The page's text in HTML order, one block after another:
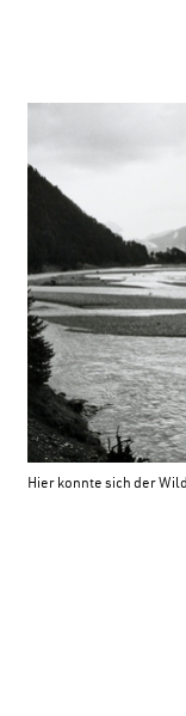
Hier konnte sich der